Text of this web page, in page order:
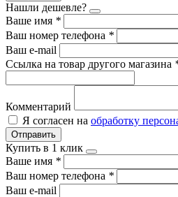
Нашли дешевле?
Ваше имя *
Ваш номер телефона *
Ваш e-mail
Ссылка на товар другого магазина
Комментарий
Я согласен на обработку
Отправить
Купить в 1 клик
Ваше имя *
Ваш номер телефона *
Ваш e-mail